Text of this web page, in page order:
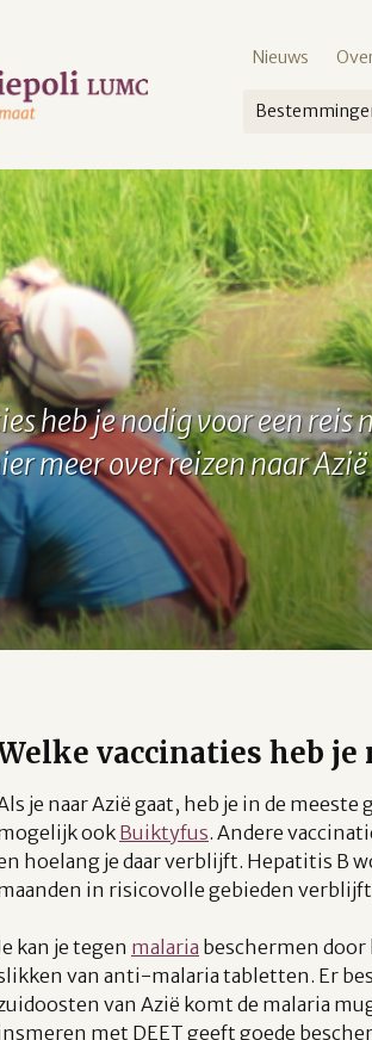
Nieuws
heb je nodig voor een reis
meer over reizen naar
vaccinaties heb je
je naar Azië gaat, heb je in de
ook Buiktyfus. Andere
hoelang je daar verblijft. Hepatitis B
in risicovolle gebieden
kan je tegen malaria beschermen
van anti-malaria tabletten. Er
van Azië komt de malaria
met DEET geeft goede